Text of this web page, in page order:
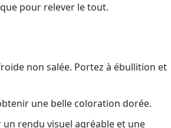
pour relever le tout.
non salée. Portez à ébullition et
une belle coloration dorée.
un rendu visuel agréable et une